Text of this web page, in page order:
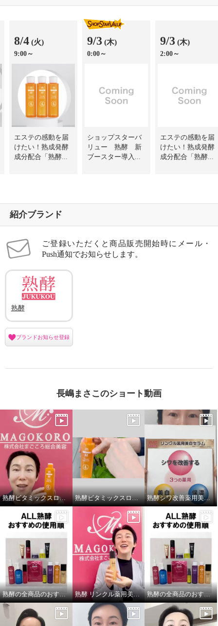
8/4 (火)
9:00～
エステの感動を届
けたい！熟成発酵
成分配合「熟酵...
9/3 (木)
0:00～
ショップスターバ
リュー 熟酵 新
ブースター導入...
9/3 (木)
2:00～
エステの感動を届
けたい！熟成発酵
成分配合「熟酵...
紹介ブランド
ご登録いただくと商品販売開始時にメール・
Push通知でお知らせします。
熟酵
ブランドお知らせ登録
長嶋まさこのショート動画
熟酵ビタミックスローションDX 熟酵ビタミックスローションDX テクスチャー紹介 熟酵シワ改善薬用美白セラム
熟酵の全商品のおすすめ手順を紹介しております！ 熟酵 リンクル薬用美白ローション 熟酵の全商品のおすすめの手順を紹介しております❗️